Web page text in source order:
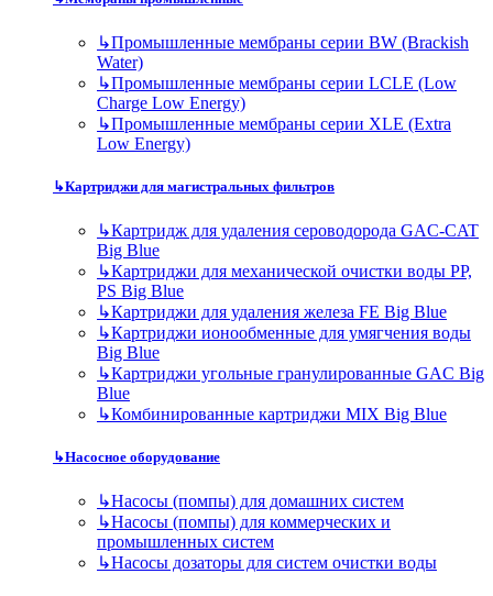
↳Промышленные мембраны серии BW (Brackish
Water)
↳Промышленные мембраны серии LCLE (Low
Charge Low Energy)
↳Промышленные мембраны серии XLE (Extra
Low Energy)
↳Картриджи для магистральных фильтров
↳Картридж для удаления сероводорода GAC-CAT
Big Blue
↳Картриджи для механической очистки воды PP,
PS Big Blue
↳Картриджи для удаления железа FE Big Blue
↳Картриджи ионообменные для умягчения воды
Big Blue
↳Картриджи угольные гранулированные GAC Big
Blue
↳Комбинированные картриджи MIX Big Blue
↳Насосное оборудование
↳Насосы (помпы) для домашних систем
↳Насосы (помпы) для коммерческих и
промышленных систем
↳Насосы дозаторы для систем очистки воды